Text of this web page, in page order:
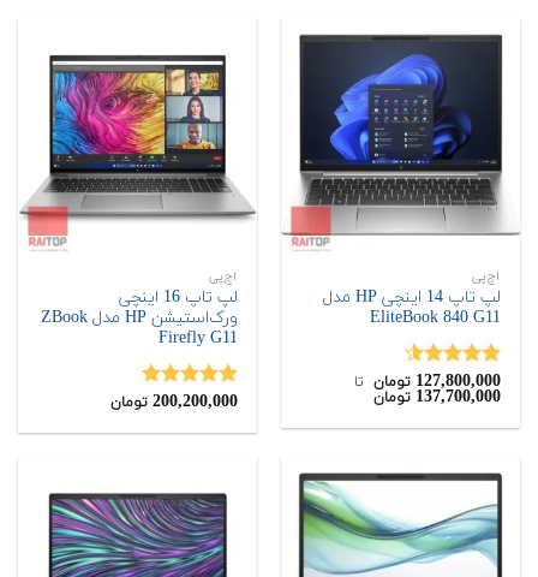
اچ‌پی
لپ تاپ 14 اینچی HP مدل
EliteBook 840 G11
نمره4.50
از 5
127,800,000 تومان ‌ تا ‌
137,700,000 تومان
اچ‌پی
لپ تاپ 16 اینچی
ورک‌استیشن HP مدل ZBook
Firefly G11
نمره5.00
200,200,000 تومان